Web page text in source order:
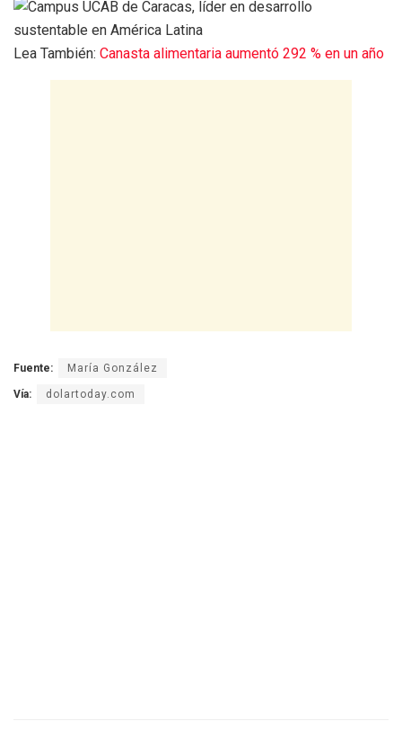
Lea También: Canasta alimentaria aumentó 292 % en un año
Fuente: María González
Vía: dolartoday.com